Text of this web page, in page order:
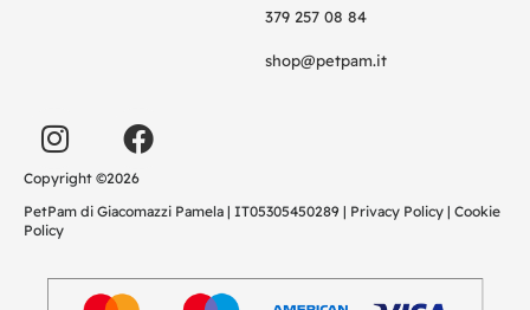
379 257 08 84
shop@petpam.it
Copyright ©2026
PetPam di Giacomazzi Pamela | IT05305450289 | Privacy Policy | Cookie
Policy